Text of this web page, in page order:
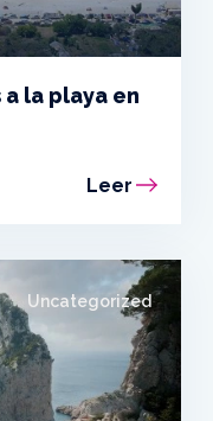
la playa en
Leer
Uncategorized